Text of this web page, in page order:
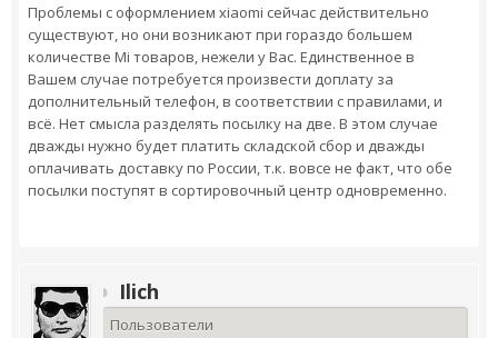
Проблемы с оформлением xiaomi сейчас действительно
существуют, но они возникают при гораздо большем
количестве Mi товаров, нежели у Вас. Единственное в
Вашем случае потребуется произвести доплату за
дополнительный телефон, в соответствии с правилами, и
всё. Нет смысла разделять посылку на две. В этом случае
дважды нужно будет платить складской сбор и дважды
оплачивать доставку по России, т.к. вовсе не факт, что обе
посылки поступят в сортировочный центр одновременно.
Ilich
Пользователи